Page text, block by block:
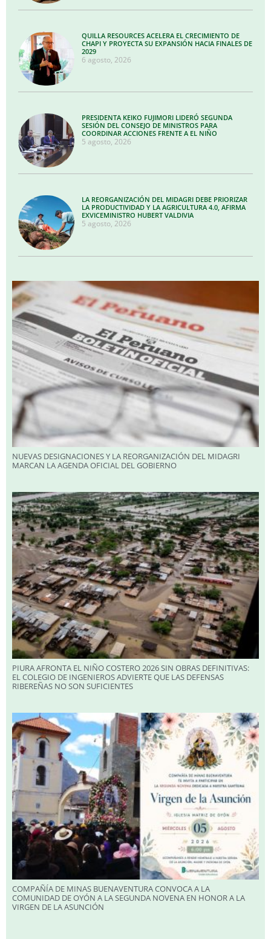
QUILLA RESOURCES ACELERA EL CRECIMIENTO DE
CHAPI Y PROYECTA SU EXPANSIÓN HACIA FINALES DE
2029
6 agosto, 2026
PRESIDENTA KEIKO FUJIMORI LIDERÓ SEGUNDA
SESIÓN DEL CONSEJO DE MINISTROS PARA
COORDINAR ACCIONES FRENTE A EL NIÑO
5 agosto, 2026
LA REORGANIZACIÓN DEL MIDAGRI DEBE PRIORIZAR
LA PRODUCTIVIDAD Y LA AGRICULTURA 4.0, AFIRMA
EXVICEMINISTRO HUBERT VALDIVIA
5 agosto, 2026
NUEVAS DESIGNACIONES Y LA REORGANIZACIÓN DEL MIDAGRI
MARCAN LA AGENDA OFICIAL DEL GOBIERNO
PIURA AFRONTA EL NIÑO COSTERO 2026 SIN OBRAS DEFINITIVAS:
EL COLEGIO DE INGENIEROS ADVIERTE QUE LAS DEFENSAS
RIBEREÑAS NO SON SUFICIENTES
COMPAÑÍA DE MINAS BUENAVENTURA CONVOCA A LA
COMUNIDAD DE OYÓN A LA SEGUNDA NOVENA EN HONOR A LA
VIRGEN DE LA ASUNCIÓN